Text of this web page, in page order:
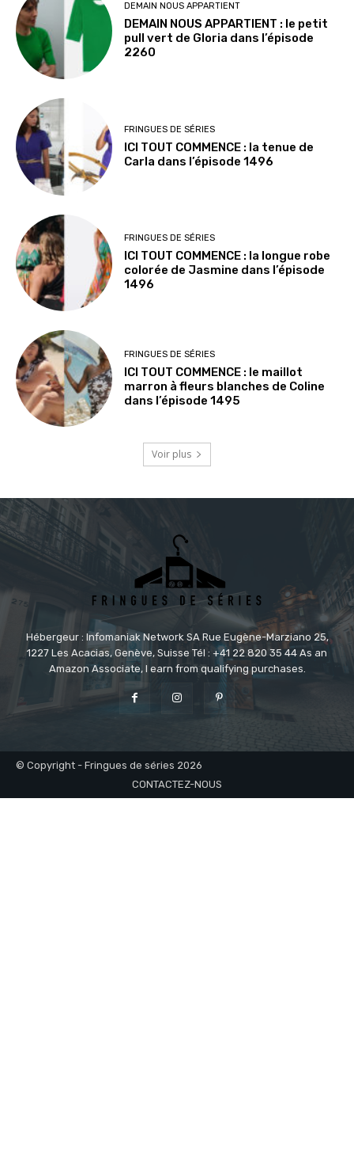
DEMAIN NOUS APPARTIENT
DEMAIN NOUS APPARTIENT : le petit
pull vert de Gloria dans l’épisode
2260
FRINGUES DE SÉRIES
ICI TOUT COMMENCE : la tenue de
Carla dans l’épisode 1496
FRINGUES DE SÉRIES
ICI TOUT COMMENCE : la longue robe
colorée de Jasmine dans l’épisode
1496
FRINGUES DE SÉRIES
ICI TOUT COMMENCE : le maillot
marron à fleurs blanches de Coline
dans l’épisode 1495
Voir plus
Hébergeur : Infomaniak Network SA Rue Eugène-Marziano 25,
1227 Les Acacias, Genève, Suisse Tél : +41 22 820 35 44 As an
Amazon Associate, I earn from qualifying purchases.
© Copyright - Fringues de séries 2026
CONTACTEZ-NOUS